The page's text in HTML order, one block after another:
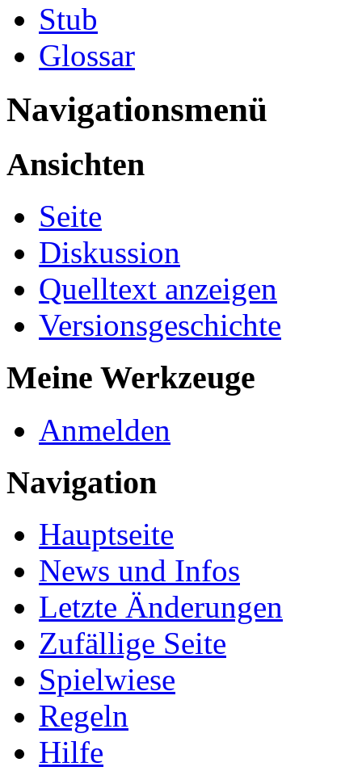
Stub
Glossar
Navigationsmenü
Ansichten
Seite
Diskussion
Quelltext anzeigen
Versionsgeschichte
Meine Werkzeuge
Anmelden
Navigation
Hauptseite
News und Infos
Letzte Änderungen
Zufällige Seite
Spielwiese
Regeln
Hilfe